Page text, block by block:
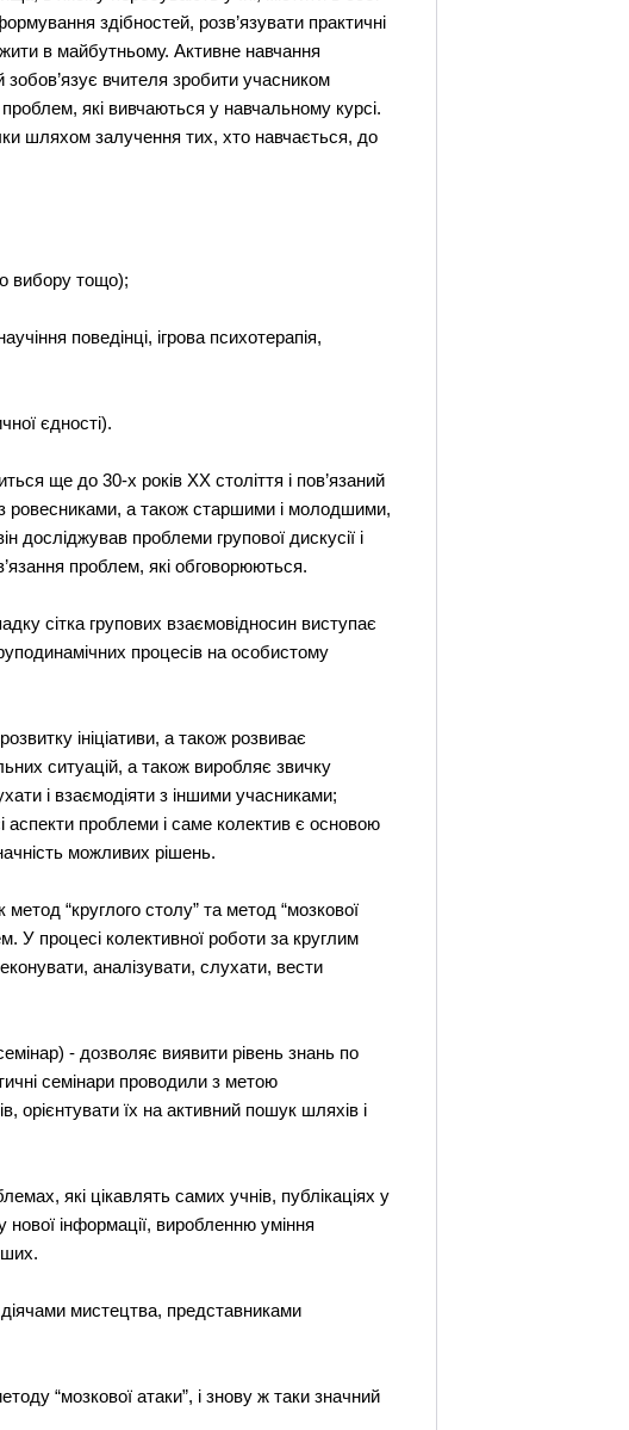
здібностей, розв’язувати практичні
в майбутньому. Активне навчання
зобов’язує вчителя зробити учасником
які вивчаються у навчальному курсі.
шляхом залучення тих, хто навчається, до
вибору тощо);
поведінці, ігрова психотерапія,
єдності).
ще до 30-х років XX століття і пов’язаний
ровесниками, а також старшими і молодшими,
досліджував проблеми групової дискусії і
проблем, які обговорюються.
сітка групових взаємовідносин виступає
процесів на особистому
ініціативи, а також розвиває
ситуацій, а також виробляє звичку
і взаємодіяти з іншими учасниками;
аспекти проблеми і саме колектив є основою
можливих рішень.
“круглого столу” та метод “мозкової
У процесі колективної роботи за круглим
аналізувати, слухати, вести
- дозволяє виявити рівень знань по
семінари проводили з метою
орієнтувати їх на активний пошук шляхів і
які цікавлять самих учнів, публікаціях у
інформації, виробленню уміння
діячами мистецтва, представниками
“мозкової атаки”, і знову ж таки значний